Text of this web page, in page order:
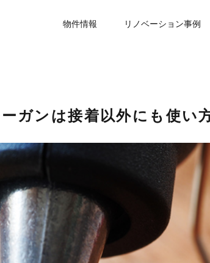
物件情報 リノベーション事例
ガンは接着以外にも使い